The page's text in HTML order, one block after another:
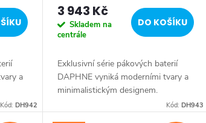
a
Kód:DH942
3 943 Kč
Skladem na
centrále
DO KOŠÍKU
Exklusivní série pákových baterií
DAPHNE vyniká moderními tvary a
minimalistickým designem.
Typickým znakem série je elegantní
Kód: DH943